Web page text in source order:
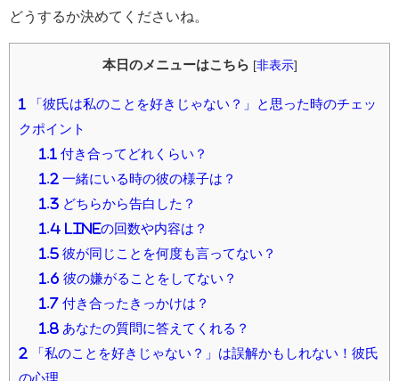
どうするか決めてくださいね。
本日のメニューはこちら [非表示]
1
「彼氏は私のことを好きじゃない？」と思った時のチェッ
クポイント
1.1 付き合ってどれくらい？
1.2 一緒にいる時の彼の様子は？
1.3どちらから告白した？
1.4LINEの回数や内容は？
1.5彼が同じことを何度も言ってない？
1.6 彼の嫌がることをしてない？
1.7付き合ったきっかけは？
1.8あなたの質問に答えてくれる？
2 「私のことを好きじゃない？」は誤解かもしれない！彼氏
の心理